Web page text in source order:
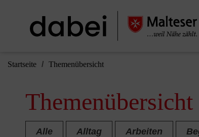
Startseite Themenübersicht
Themenübersicht
Alle Alltag Arbeiten